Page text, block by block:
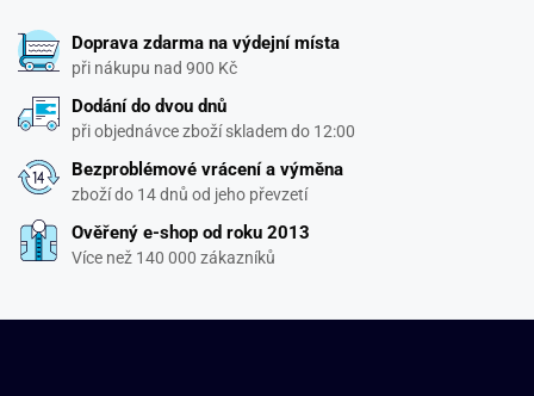
Doprava zdarma na výdejní místa
při nákupu nad 900 Kč
Dodání do dvou dnů
při objednávce zboží skladem do 12:00
Bezproblémové vrácení a výměna
zboží do 14 dnů od jeho převzetí
Ověřený e-shop od roku 2013
Více než 140 000 zákazníků